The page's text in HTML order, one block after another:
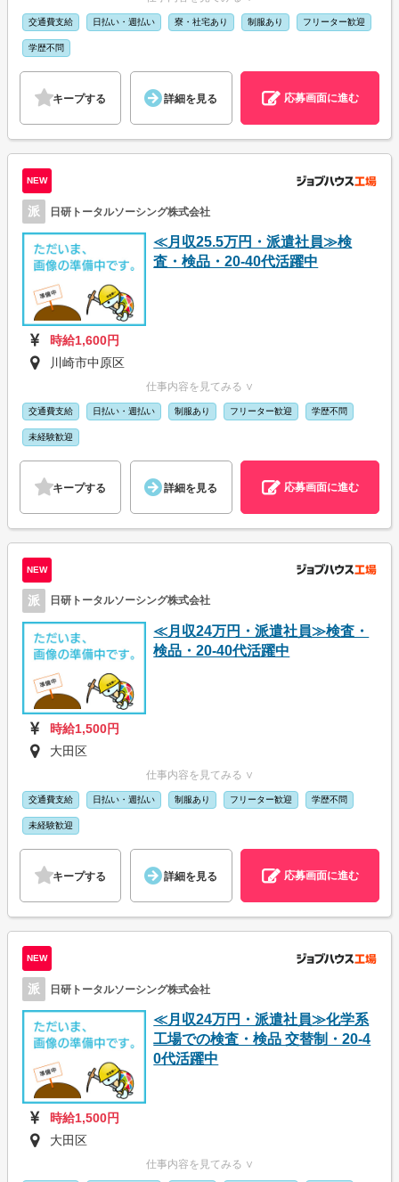
交通費支給 日払い・週払い 寮・社宅あり 制服あり フリーター歓迎
学歴不問
キープする 詳細を見る 応募画面に進む
NEW
派 日研トータルソーシング株式会社
≪月収25.5万円・派遣社員≫検
査・検品・20-40代活躍中
時給1,600円
川崎市中原区
仕事内容を見てみる ∨
交通費支給 日払い・週払い 制服あり フリーター歓迎 学歴不問
未経験歓迎
キープする 詳細を見る 応募画面に進む
NEW
派 日研トータルソーシング株式会社
≪月収24万円・派遣社員≫検査・
検品・20-40代活躍中
時給1,500円
大田区
仕事内容を見てみる ∨
交通費支給 日払い・週払い 制服あり フリーター歓迎 学歴不問
未経験歓迎
キープする 詳細を見る 応募画面に進む
NEW
派 日研トータルソーシング株式会社
≪月収24万円・派遣社員≫化学系
工場での検査・検品 交替制・20-4
0代活躍中
時給1,500円
大田区
仕事内容を見てみる ∨